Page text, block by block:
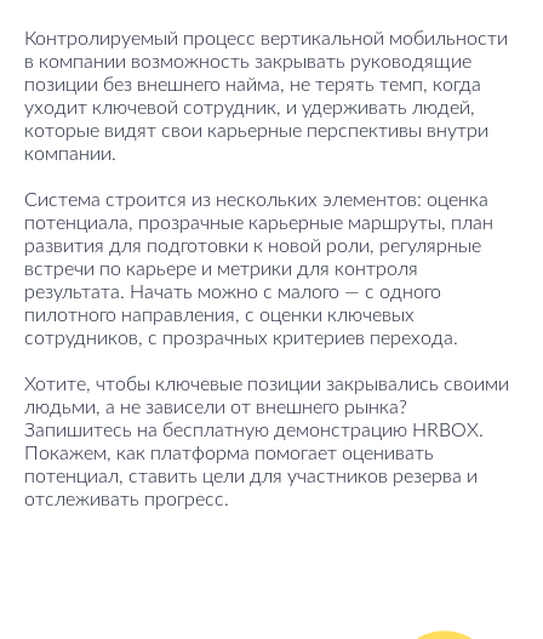
Контролируемый процесс вертикальной мобильности
в компании возможность закрывать руководящие
позиции без внешнего найма, не терять темп, когда
уходит ключевой сотрудник, и удерживать людей,
которые видят свои карьерные перспективы внутри
компании.
Система строится из нескольких элементов: оценка
потенциала, прозрачные карьерные маршруты, план
развития для подготовки к новой роли, регулярные
встречи по карьере и метрики для контроля
результата. Начать можно с малого — с одного
пилотного направления, с оценки ключевых
сотрудников, с прозрачных критериев перехода.
Хотите, чтобы ключевые позиции закрывались своими
людьми, а не зависели от внешнего рынка?
Запишитесь на бесплатную демонстрацию HRBOX.
Покажем, как платформа помогает оценивать
потенциал, ставить цели для участников резерва и
отслеживать прогресс.